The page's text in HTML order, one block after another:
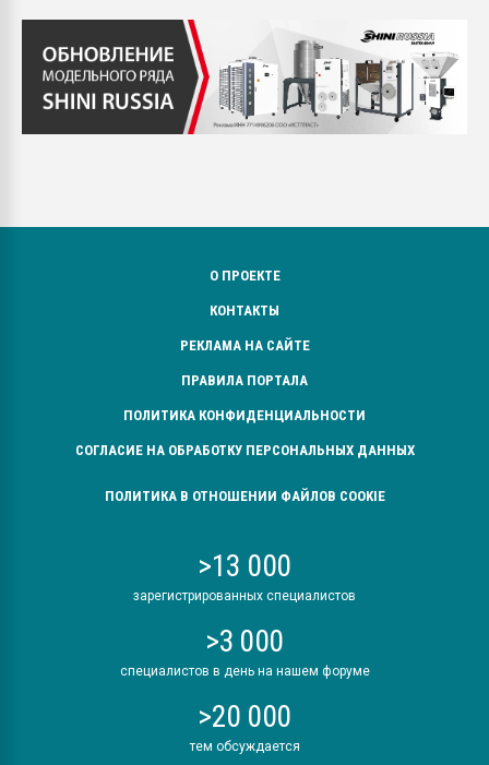
О ПРОЕКТЕ
КОНТАКТЫ
РЕКЛАМА НА САЙТЕ
ПРАВИЛА ПОРТАЛА
ПОЛИТИКА КОНФИДЕНЦИАЛЬНОСТИ
СОГЛАСИЕ НА ОБРАБОТКУ ПЕРСОНАЛЬНЫХ ДАННЫХ
ПОЛИТИКА В ОТНОШЕНИИ ФАЙЛОВ COOKIE
>13 000
зарегистрированных специалистов
>3 000
специалистов в день на нашем форуме
>20 000
тем обсуждается